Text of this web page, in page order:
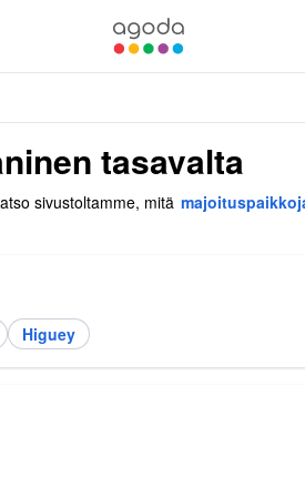
tasavalta
sivustoltamme, mitä
Higuey